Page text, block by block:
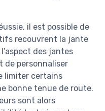
il est possible de
recouvrent la jante
des jantes
de personnaliser
limiter certains
bonne tenue de route.
sont alors